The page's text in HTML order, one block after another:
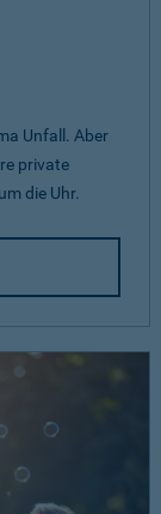
Unfall. Aber
private
die Uhr.